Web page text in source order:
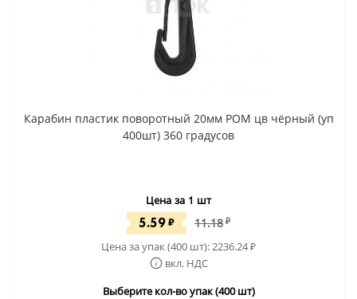
Карабин пластик поворотный 20мм POM цв чёрный (уп
400шт) 360 градусов
Цена за 1 шт
5.59₽ 11.18 ₽
Цена за упак (400 шт):2236.24₽
вкл. НДС
Выберите кол-во упак (400 шт)